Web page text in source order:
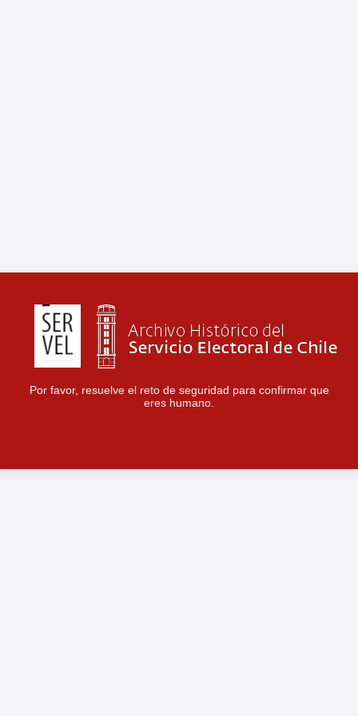
Por favor, resuelve el reto de seguridad para confirmar que
eres humano.